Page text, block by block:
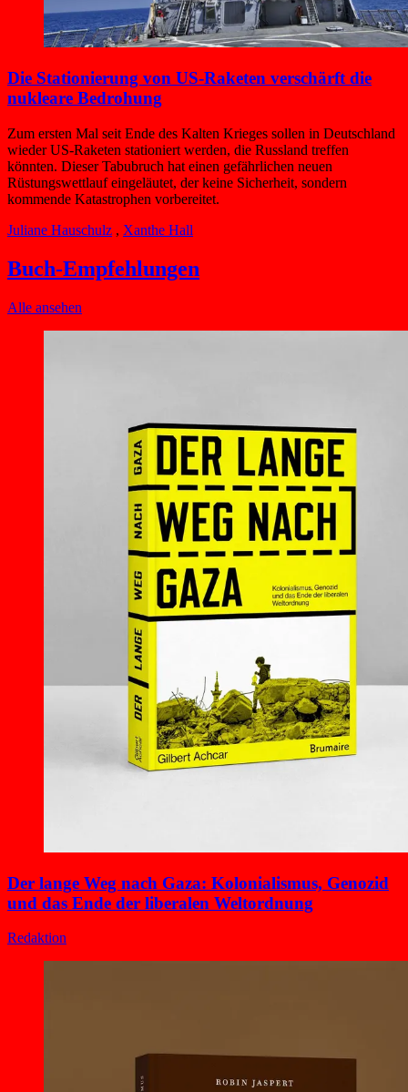
Die Stationierung von US-Raketen verschärft die
nukleare Bedrohung
Zum ersten Mal seit Ende des Kalten Krieges sollen in Deutschland
wieder US-Raketen stationiert werden, die Russland treffen
könnten. Dieser Tabubruch hat einen gefährlichen neuen
Rüstungswettlauf eingeläutet, der keine Sicherheit, sondern
kommende Katastrophen vorbereitet.
Juliane Hauschulz , Xanthe Hall
Buch-Empfehlungen
Alle ansehen
Der lange Weg nach Gaza: Kolonialismus, Genozid
und das Ende der liberalen Weltordnung
Redaktion